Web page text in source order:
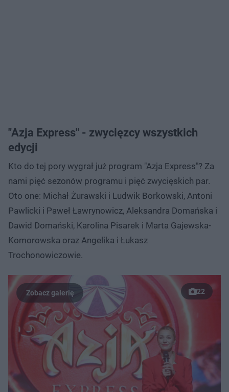
"Azja Express" - zwycięzcy wszystkich
edycji
Kto do tej pory wygrał już program "Azja Express"? Za
nami pięć sezonów programu i pięć zwycięskich par.
Oto one: Michał Żurawski i Ludwik Borkowski, Antoni
Pawlicki i Paweł Ławrynowicz, Aleksandra Domańska i
Dawid Domański, Karolina Pisarek i Marta Gajewska-
Komorowska oraz Angelika i Łukasz
Trochonowiczowie.
22